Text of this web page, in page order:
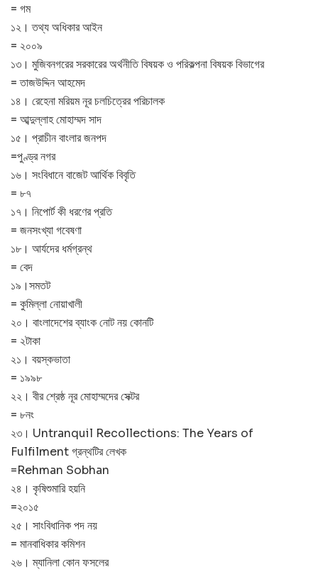
= গম
১২। তথ্য অধিকার আইন
= ২০০৯
১৩। মুজিবনগরের সরকারের অর্থনীতি বিষয়ক ও পরিকল্পনা বিষয়ক বিভাগের
= তাজউদ্দিন আহমেদ
১৪। রেহেনা মরিয়ম নূর চলচিত্রের পরিচালক
= আব্দুল্লাহ মোহাম্মদ সাদ
১৫। প্রাচীন বাংলার জনপদ
=পুণ্ড্র নগর
১৬। সংবিধানে বাজেট আর্থিক বিবৃতি
= ৮৭
১৭। নিপোর্ট কী ধরণের প্রতি
= জনসংখ্যা গবেষণা
১৮। আর্যদের ধর্মগ্রন্থ
= বেদ
১৯।সমতট
= কুমিল্লা নোয়াখালী
২০। বাংলাদেশের ব্যাংক নোট নয় কোনটি
= ২টাকা
২১। বয়স্কভাতা
= ১৯৯৮
২২। বীর শ্রেষ্ঠ নূর মোহাম্মদের সেক্টর
= ৮নং
২৩। Untranquil Recollections: The Years of
Fulfilment গ্রন্থটির লেখক
=Rehman Sobhan
২৪। কৃষিশুমারি হয়নি
=২০১৫
২৫। সাংবিধানিক পদ নয়
= মানবাধিকার কমিশন
২৬। ম্যানিলা কোন ফসলের